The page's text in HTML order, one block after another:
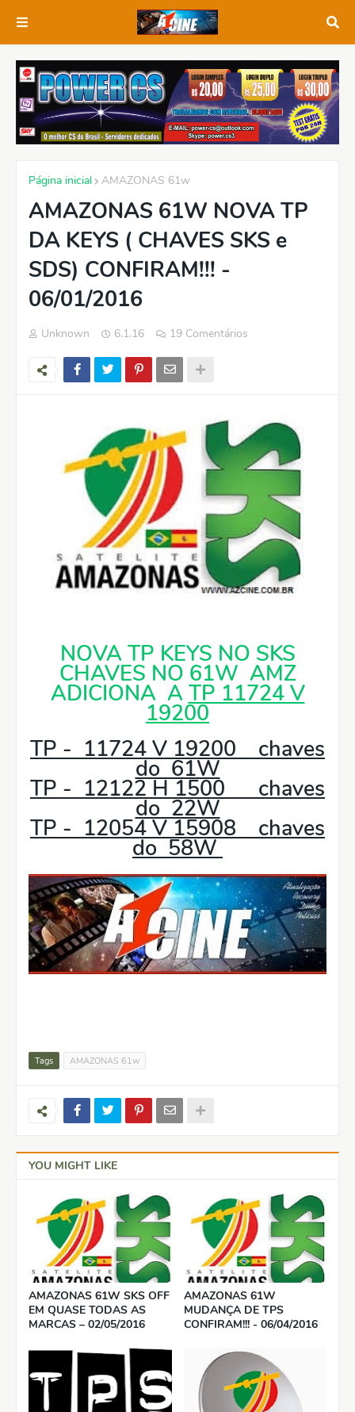
Página inicial AMAZONAS 61w
AMAZONAS 61W NOVA TP
DA KEYS ( CHAVES SKS e
SDS) CONFIRAM!!! -
06/01/2016
Unknown 6.1.16 19 Comentários
NOVA TP KEYS NO SKS
CHAVES NO 61W AMZ
ADICIONA A TP 11724 V
19200
TP - 11724 V 19200 chaves
do 61W
TP - 12122 H 1500 chaves
do 22W
TP - 12054 V 15908 chaves
do 58W
Tags AMAZONAS 61w
YOU MIGHT LIKE
AMAZONAS 61W SKS OFF
EM QUASE TODAS AS
MARCAS – 02/05/2016
AMAZONAS 61W
MUDANÇA DE TPS
CONFIRAM!!! - 06/04/2016